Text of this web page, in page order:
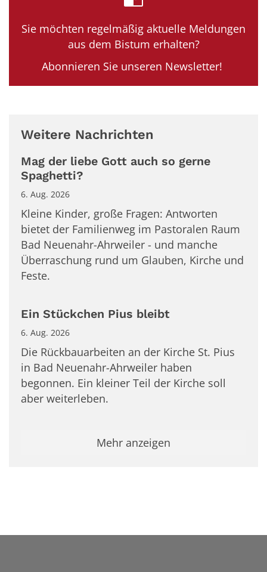
Sie möchten regelmäßig aktuelle Meldungen
aus dem Bistum erhalten?
Abonnieren Sie unseren Newsletter!
Weitere Nachrichten
Mag der liebe Gott auch so gerne
Spaghetti?
6. Aug. 2026
Kleine Kinder, große Fragen: Antworten
bietet der Familienweg im Pastoralen Raum
Bad Neuenahr-Ahrweiler - und manche
Überraschung rund um Glauben, Kirche und
Feste.
Ein Stückchen Pius bleibt
6. Aug. 2026
Die Rückbauarbeiten an der Kirche St. Pius
in Bad Neuenahr-Ahrweiler haben
begonnen. Ein kleiner Teil der Kirche soll
aber weiterleben.
Mehr anzeigen